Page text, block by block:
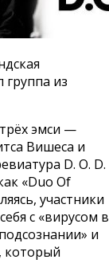
группа из
эмси —
Вишеса и
D. O. D.
«Duo Of
участники
с «вирусом в
и